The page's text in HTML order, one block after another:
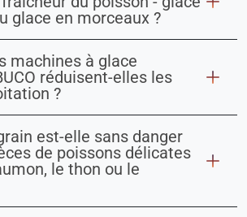
glace en morceaux ?
machines à glace
réduisent-elles les
?
est-elle sans danger
de poissons délicates
le thon ou le